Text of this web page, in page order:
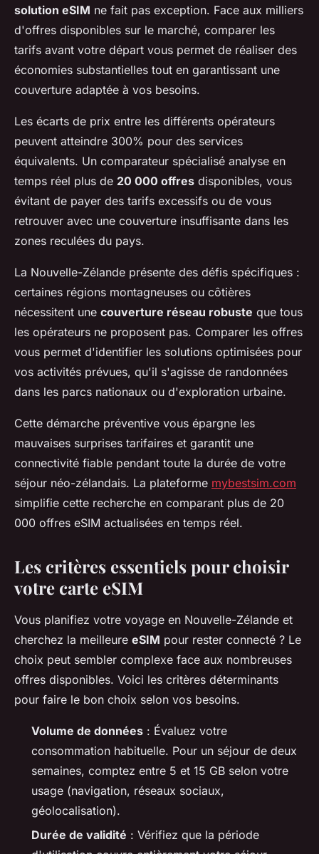
solution eSIM ne fait pas exception. Face aux milliers
d'offres disponibles sur le marché, comparer les
tarifs avant votre départ vous permet de réaliser des
économies substantielles tout en garantissant une
couverture adaptée à vos besoins.
Les écarts de prix entre les différents opérateurs
peuvent atteindre 300% pour des services
équivalents. Un comparateur spécialisé analyse en
temps réel plus de 20 000 offres disponibles, vous
évitant de payer des tarifs excessifs ou de vous
retrouver avec une couverture insuffisante dans les
zones reculées du pays.
La Nouvelle-Zélande présente des défis spécifiques :
certaines régions montagneuses ou côtières
nécessitent une couverture réseau robuste que tous
les opérateurs ne proposent pas. Comparer les offres
vous permet d'identifier les solutions optimisées pour
vos activités prévues, qu'il s'agisse de randonnées
dans les parcs nationaux ou d'exploration urbaine.
Cette démarche préventive vous épargne les
mauvaises surprises tarifaires et garantit une
connectivité fiable pendant toute la durée de votre
séjour néo-zélandais. La plateforme mybestsim.com
simplifie cette recherche en comparant plus de 20
000 offres eSIM actualisées en temps réel.
Les critères essentiels pour choisir
votre carte eSIM
Vous planifiez votre voyage en Nouvelle-Zélande et
cherchez la meilleure eSIM pour rester connecté ? Le
choix peut sembler complexe face aux nombreuses
offres disponibles. Voici les critères déterminants
pour faire le bon choix selon vos besoins.
Volume de données : Évaluez votre
consommation habituelle. Pour un séjour de deux
semaines, comptez entre 5 et 15 GB selon votre
usage (navigation, réseaux sociaux,
géolocalisation).
Durée de validité : Vérifiez que la période